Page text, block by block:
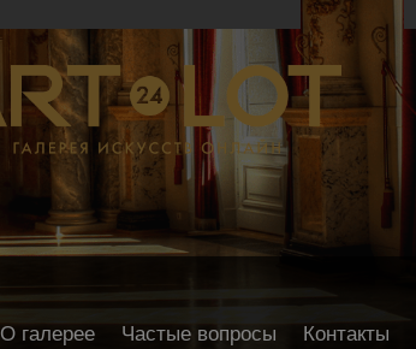
О галерее Частые вопросы Контакты